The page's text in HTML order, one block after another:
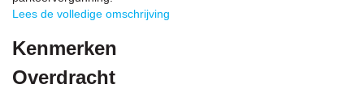
Lees de volledige omschrijving
Kenmerken
Overdracht